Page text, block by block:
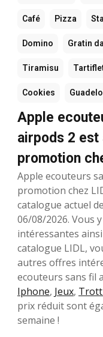
Café Pizza
Domino Gratin
Tiramisu
Cookies
Apple
airpods 2
promotion
Apple ecouteurs
promotion chez
catalogue actuel
06/08/2026. Vous
intéressantes
catalogue LIDL,
autres offres
ecouteurs sans fil
Iphone, Jeux,
prix réduit sont
semaine !